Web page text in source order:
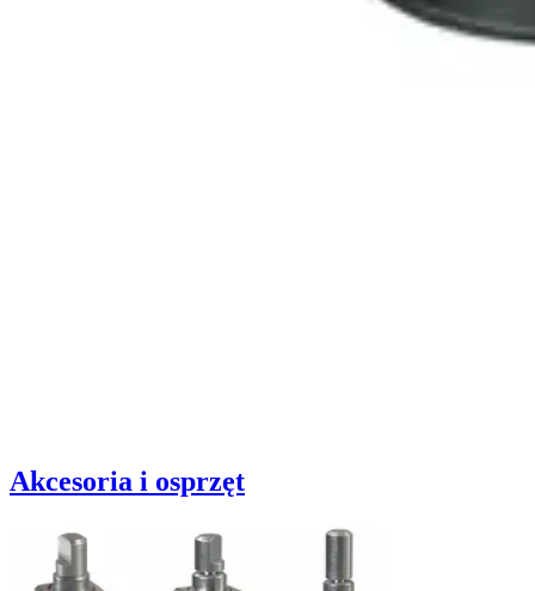
Akcesoria i osprzęt